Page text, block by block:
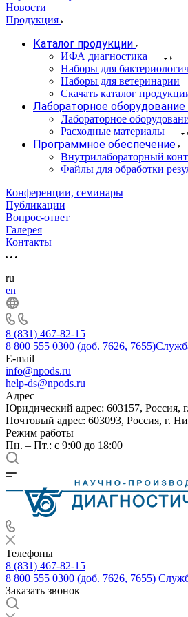
Новости
Продукция
Каталог продукции
ИФА диагностика
Наборы для
Наборы для ветеринарии
Скачать каталог
Лабораторное
Лабораторное
Расходные материалы
Программное обеспечение
Внутрилабораторный
Файлы для обработки
Конференции, семинары
Публикации
Вопрос-ответ
Галерея
Контакты
ru
en
8 (831) 467-82-15
8 800 555 0300 (доб. 7626, 7655)
E-mail
info@npods.ru
help-ds@npods.ru
Адрес
Юридический адрес: 603157,
Почтовый адрес: 603093, Россия, г.
Режим работы
Пн. – Пт.: с 9:00 до 18:00
Телефоны
8 (831) 467-82-15
8 800 555 0300 (доб. 7626, 7655)
Заказать звонок